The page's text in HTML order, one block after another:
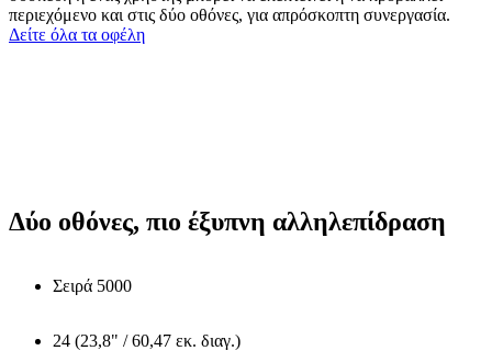
περιεχόμενο και στις δύο οθόνες, για απρόσκοπτη συνεργασία.
Δείτε όλα τα οφέλη
Δύο οθόνες, πιο έξυπνη αλληλεπίδραση
Σειρά 5000
24 (23,8" / 60,47 εκ. διαγ.)